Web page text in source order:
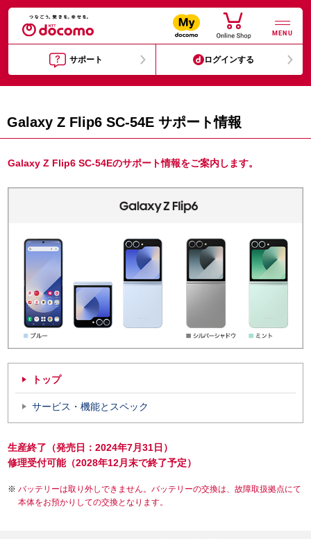
MENU
サポート ログインする
Galaxy Z Flip6 SC-54E サポート情報
Galaxy Z Flip6 SC-54Eのサポート情報をご案内します。
トップ
サービス・機能とスペック
生産終了（発売日：2024年7月31日）
修理受付可能（2028年12月末で終了予定）
バッテリーは取り外しできません。バッテリーの交換は、故障取扱拠点にて
本体をお預かりしての交換となります。